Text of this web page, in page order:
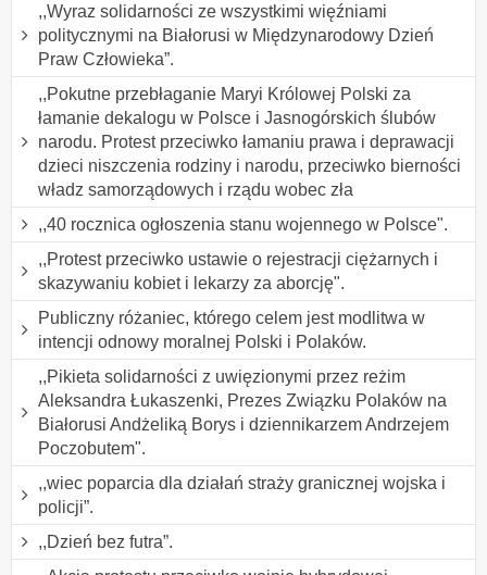
,,Wyraz solidarności ze wszystkimi więźniami
politycznymi na Białorusi w Międzynarodowy Dzień
Praw Człowieka”.
,,Pokutne przebłaganie Maryi Królowej Polski za
łamanie dekalogu w Polsce i Jasnogórskich ślubów
narodu. Protest przeciwko łamaniu prawa i deprawacji
dzieci niszczenia rodziny i narodu, przeciwko bierności
władz samorządowych i rządu wobec zła
,,40 rocznica ogłoszenia stanu wojennego w Polsce".
,,Protest przeciwko ustawie o rejestracji ciężarnych i
skazywaniu kobiet i lekarzy za aborcję".
Publiczny różaniec, którego celem jest modlitwa w
intencji odnowy moralnej Polski i Polaków.
,,Pikieta solidarności z uwięzionymi przez reżim
Aleksandra Łukaszenki, Prezes Związku Polaków na
Białorusi Andżeliką Borys i dziennikarzem Andrzejem
Poczobutem".
,,wiec poparcia dla działań straży granicznej wojska i
policji”.
,,Dzień bez futra”.